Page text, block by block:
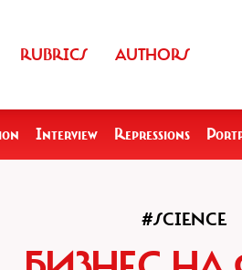
RUBRICS AUTHORS
Interview Repressions
#SCIENCE